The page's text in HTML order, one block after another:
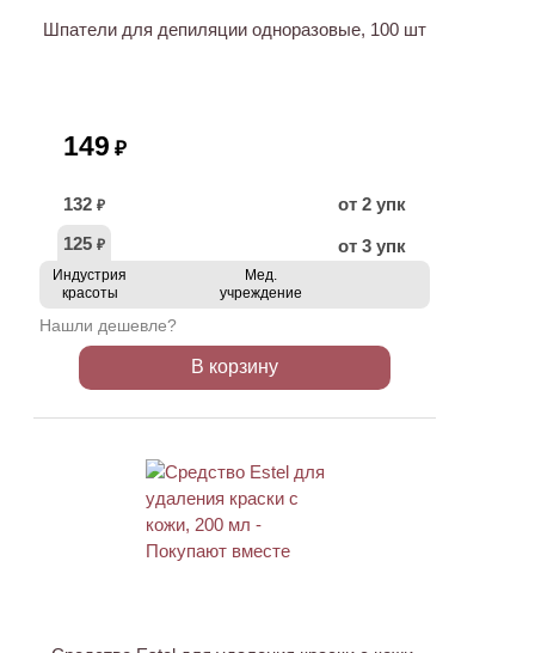
Шпатели для депиляции одноразовые, 100 шт
149 ₽
132 ₽
от 2 упк
125 ₽ от 3 упк
Индустрия
красоты
Мед.
учреждение
Нашли дешевле?
В корзину